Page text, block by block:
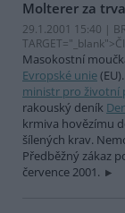
Molterer za
29.1.2001 15:40 |
Masokostní
Evropské unie
ministr pro životní
rakouský deník
krmiva hovězímu
šílených krav.
Předběžný zákaz
července 2001.